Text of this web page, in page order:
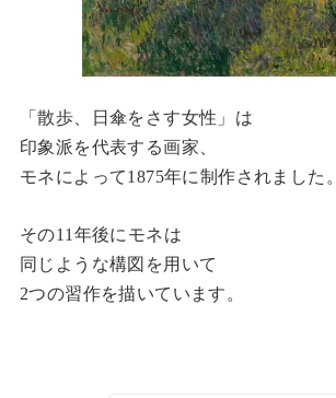
「散歩、日傘をさす女性」は
印象派を代表する画家、
モネによって1875年に制作されました。
その11年後にモネは
同じような構図を用いて
2つの習作を描いています。